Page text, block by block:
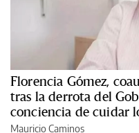
Florencia Gómez,
tras la derrota del
conciencia de cuidar
Mauricio Caminos